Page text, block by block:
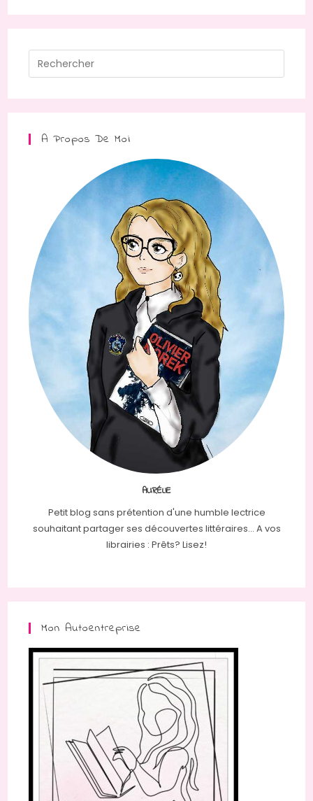
A Propos De Moi
AURÉLIE
Petit blog sans prétention d'une humble lectrice
souhaitant partager ses découvertes littéraires... A vos
librairies : Prêts? Lisez!
Mon Autoentreprise